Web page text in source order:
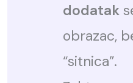
dodatak
obrazac,
“sitnica”.